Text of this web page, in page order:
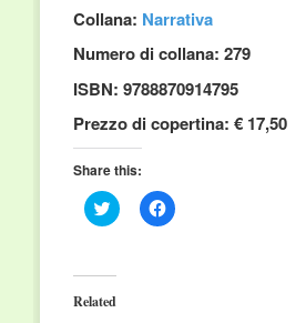
Collana: Narrativa
Numero di collana: 279
ISBN: 9788870914795
Prezzo di copertina: € 17,50
Share this:
Click
to
(Opens
new
Click
to
Related